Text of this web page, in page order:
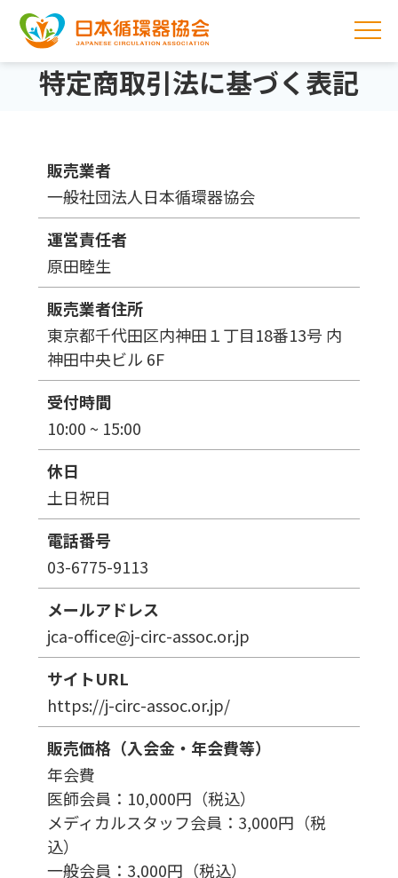
特定商取引法に基づく表記
販売業者
一般社団法人日本循環器協会
運営責任者
原田睦生
販売業者住所
東京都千代田区内神田１丁目18番13号 内
神田中央ビル 6F
受付時間
10:00 ~ 15:00
休日
土日祝日
電話番号
03-6775-9113
メールアドレス
jca-office@j-circ-assoc.or.jp
サイトURL
https://j-circ-assoc.or.jp/
販売価格（入会金・年会費等）
年会費
医師会員：10,000円（税込）
メディカルスタッフ会員：3,000円（税
込）
一般会員：3,000円（税込）